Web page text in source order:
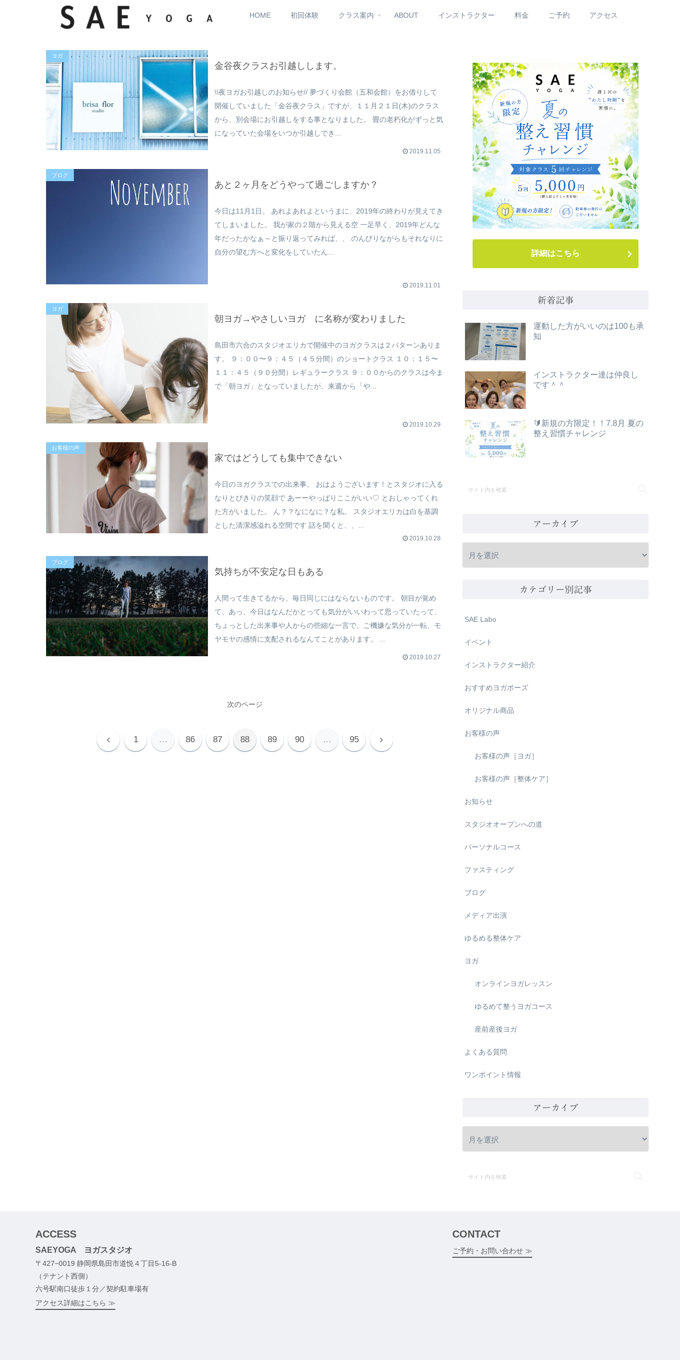
HOME 初回体験 クラス案内 ABOUT インストラクター 料金 ご予約 アクセス
ヨガ
金谷夜クラスお引越しします。
\\夜ヨガお引越しのお知らせ// 夢づくり会館（五和会館）をお借りして
開催していました「金谷夜クラス」ですが、１１月２１日(木)のクラス
から、別会場にお引越しをする事となりました。 畳の老朽化がずっと気
になっていた会場をいつか引越しでき...
2019.11.05
ブログ
あと２ヶ月をどうやって過ごしますか？
今日は11月1日。 あれよあれよというまに、2019年の終わりが見えてき
てしまいました。 我が家の２階から見える空 一足早く、2019年どんな
年だったかなぁ～と振り返ってみれば、、 のんびりながらもそれなりに
自分の望む方へと変化をしていたん...
2019.11.01
ヨガ
朝ヨガ→やさしいヨガ に名称が変わりました
島田市六合のスタジオエリカで開催中のヨガクラスは２パターンありま
す。 ９：００〜９：４５（４５分間）のショートクラス １０：１５〜
１１：４５（９０分間）レギュラークラス ９：００からのクラスは今ま
で「朝ヨガ」となっていましたが、来週から「や...
2019.10.29
お客様の声
家ではどうしても集中できない
今日のヨガクラスでの出来事。 おはようございます！とスタジオに入る
なりとびきりの笑顔で あーーやっぱりここがいい♡ とおしゃってくれ
た方がいました。 ん？？なになに？な私。 スタジオエリカは白を基調
とした清潔感溢れる空間です 話を聞くと、、...
2019.10.28
ブログ
気持ちが不安定な日もある
人間って生きてるから、毎日同じにはならないものです。 朝目が覚め
て、あっ、今日はなんだかとっても気分がいいわって思っていたって、
ちょっとした出来事や人からの些細な一言で、ご機嫌な気分が一転、モ
ヤモヤの感情に支配されるなんてことがあります。 ...
2019.10.27
次のページ
前 1 … 86 87 88 89 90 … 95 次
詳細はこちら
新着記事
運動した方がいいのは100も承
知
インストラクター達は仲良し
です＾＾
🔰新規の方限定！！7.8月 夏の
整え習慣チャレンジ
アーカイブ
カテゴリー別記事
SAE Labo
イベント
インストラクター紹介
おすすめヨガポーズ
オリジナル商品
お客様の声
お客様の声［ヨガ］
お客様の声［整体ケア］
お知らせ
スタジオオープンへの道
パーソナルコース
ファスティング
ブログ
メディア出演
ゆるめる整体ケア
ヨガ
オンラインヨガレッスン
ゆるめて整うヨガコース
産前産後ヨガ
よくある質問
ワンポイント情報
アーカイブ
ACCESS
SAEYOGA ヨガスタジオ
〒427−0019 静岡県島田市道悦４丁目5-16-B
（テナント西側）
六号駅南口徒歩１分／契約駐車場有
アクセス詳細はこちら ≫
CONTACT
ご予約・お問い合わせ ≫